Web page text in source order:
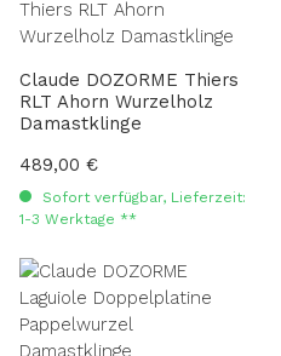
Claude DOZORME Thiers
RLT Ahorn Wurzelholz
Damastklinge
Regulärer Preis:
489,00 €
Sofort verfügbar, Lieferzeit:
1-3 Werktage **